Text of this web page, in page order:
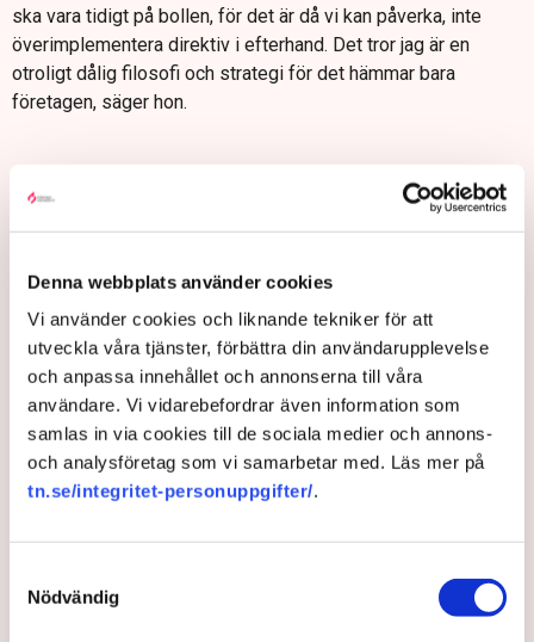
Denna webbplats använder cookies
Vi använder cookies och liknande tekniker för att
utveckla våra tjänster, förbättra din användarupplevelse
och anpassa innehållet och annonserna till våra
användare. Vi vidarebefordrar även information som
samlas in via cookies till de sociala medier och annons-
och analysföretag som vi samarbetar med. Läs mer på
tn.se/integritet-personuppgifter/.
Nödvändig
ska vara tidigt på bollen, för det är då vi kan påverka, inte
överimplementera direktiv i efterhand. Det tror jag är en
otroligt dålig filosofi och strategi för det hämmar bara
företagen, säger hon.
Politik
Per Ängquist
TN original Sverige Asien
Henrik Svidén
henrik.sviden@tn.se
Publicerad: 9 jun 2025, 10:20
Ultimatumet: Bort med markisen